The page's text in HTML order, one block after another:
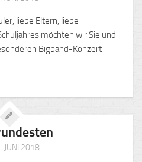
liebe Eltern, liebe
möchten wir Sie und
Bigband-Konzert
JUNI 2018